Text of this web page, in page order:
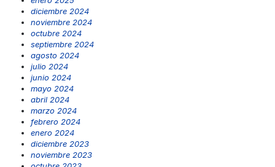
diciembre 2024
noviembre 2024
octubre 2024
septiembre 2024
agosto 2024
julio 2024
junio 2024
mayo 2024
abril 2024
marzo 2024
febrero 2024
enero 2024
diciembre 2023
noviembre 2023